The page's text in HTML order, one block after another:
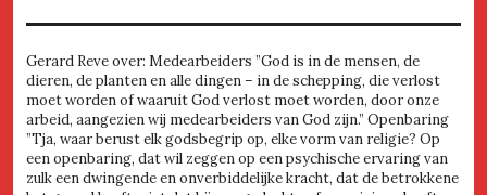
Gerard Reve over: Medearbeiders ”God is in de mensen, de
dieren, de planten en alle dingen – in de schepping, die verlost
moet worden of waaruit God verlost moet worden, door onze
arbeid, aangezien wij medearbeiders van God zijn.” Openbaring
”Tja, waar berust elk godsbegrip op, elke vorm van religie? Op
een openbaring, dat wil zeggen op een psychische ervaring van
zulk een dwingende en onverbiddelijke kracht, dat de betrokkene